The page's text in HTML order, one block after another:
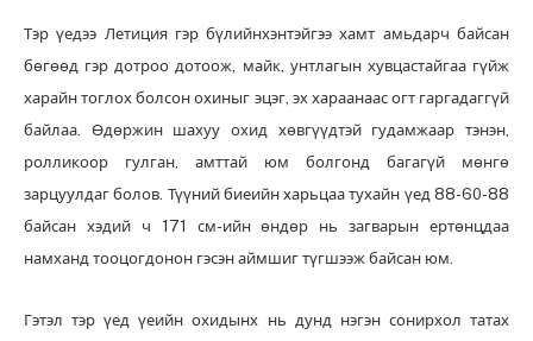
Тэр үедээ Летиция гэр бүлийнхэнтэйгээ хамт амьдарч байсан
бөгөөд гэр дотроо дотоож, майк, унтлагын хувцастайгаа гүйж
харайн тоглох болсон охиныг эцэг, эх хараанаас огт гаргадаггүй
байлаа. Өдөржин шахуу охид хөвгүүдтэй гудамжаар тэнэн,
ролликоор гулган, амттай юм болгонд багагүй мөнгө
зарцуулдаг болов. Түүний биеийн харьцаа тухайн үед 88-60-88
байсан хэдий ч 171 см-ийн өндөр нь загварын ертөнцдаа
намханд тооцогдонон гэсэн аймшиг түгшээж байсан юм.
Гэтэл тэр үед үеийн охидынх нь дунд нэгэн сонирхол татах